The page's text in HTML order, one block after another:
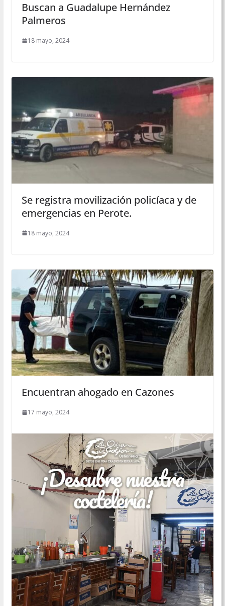
Buscan a Guadalupe Hernández
Palmeros
18 mayo, 2024
Se registra movilización policíaca y de
emergencias en Perote.
18 mayo, 2024
Encuentran ahogado en Cazones
17 mayo, 2024